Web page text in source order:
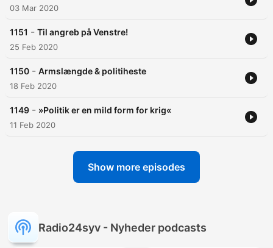
03 Mar 2020
1151 - Til angreb på Venstre!
25 Feb 2020
1150 - Armslængde & politiheste
18 Feb 2020
1149 - »Politik er en mild form for krig«
11 Feb 2020
Show more episodes
Radio24syv - Nyheder podcasts